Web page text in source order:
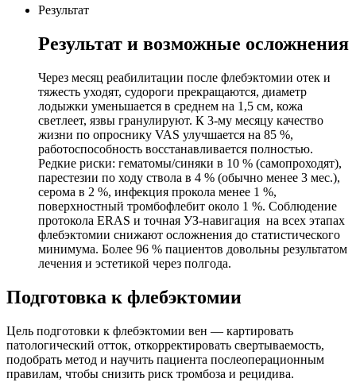
Результат
Результат и возможные осложнения
Через месяц реабилитации после флебэктомии отек и
тяжесть уходят, судороги прекращаются, диаметр
лодыжки уменьшается в среднем на 1,5 см, кожа
светлеет, язвы гранулируют. К 3-му месяцу качество
жизни по опроснику VAS улучшается на 85 %,
работоспособность восстанавливается полностью.
Редкие риски: гематомы/синяки в 10 % (самопроходят),
парестезии по ходу ствола в 4 % (обычно менее 3 мес.),
серома в 2 %, инфекция прокола менее 1 %,
поверхностный тромбофлебит около 1 %. Соблюдение
протокола ERAS и точная УЗ-навигация на всех этапах
флебэктомии снижают осложнения до статистического
минимума. Более 96 % пациентов довольны результатом
лечения и эстетикой через полгода.
Подготовка к флебэктомии
Цель подготовки к флебэктомии вен — картировать
патологический отток, откорректировать свертываемость,
подобрать метод и научить пациента послеоперационным
правилам, чтобы снизить риск тромбоза и рецидива.